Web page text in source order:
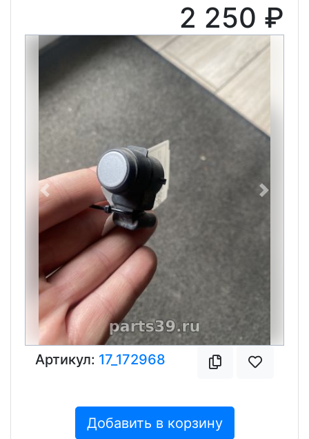
2 250 ₽
Previous Next
Артикул: 17_172968
Добавить в корзину